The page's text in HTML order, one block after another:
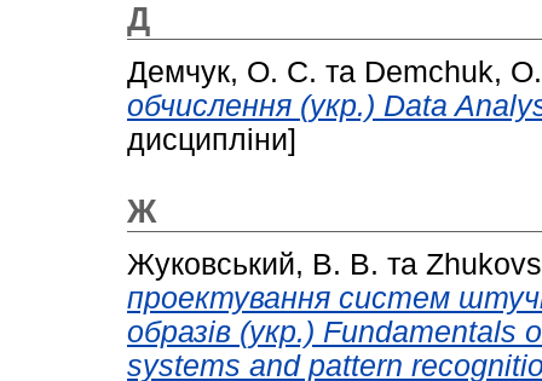
Д
Демчук, О. С. та Demchuk,
обчислення (укр.) Data
дисципліни]
Ж
Жуковський, В. В. та
проектування систем
образів (укр.)
systems and pattern